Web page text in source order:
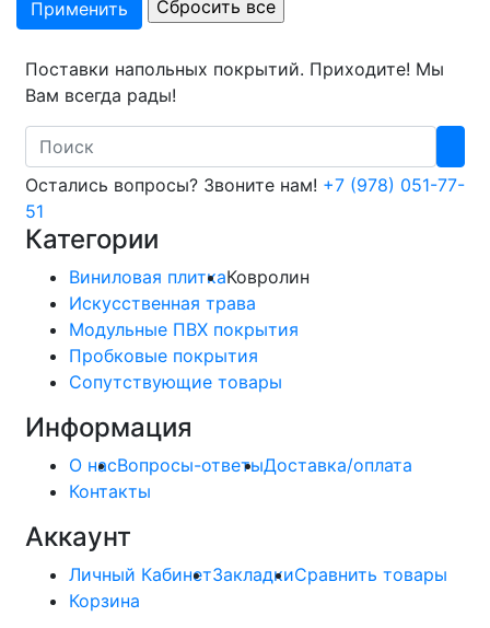
Поставки напольных покрытий. Приходите! Мы
Вам всегда рады!
Search
Остались вопросы? Звоните нам! +7 (978) 051-77-
51
Категории
Виниловая плиткаКовролин
Искусственная трава
Модульные ПВХ покрытия
Пробковые покрытия
Сопутствующие товары
Информация
О насВопросы-ответыДоставка/оплата
Контакты
Аккаунт
Личный КабинетЗакладкиСравнить товары
Корзина